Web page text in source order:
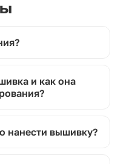
и как она
нанести вышивку?